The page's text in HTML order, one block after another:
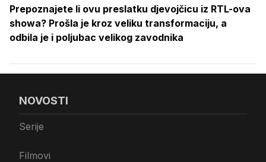
Prepoznajete li ovu preslatku djevojčicu iz RTL-ova
showa? Prošla je kroz veliku transformaciju, a
odbila je i poljubac velikog zavodnika
NOVOSTI
Serije
Filmovi